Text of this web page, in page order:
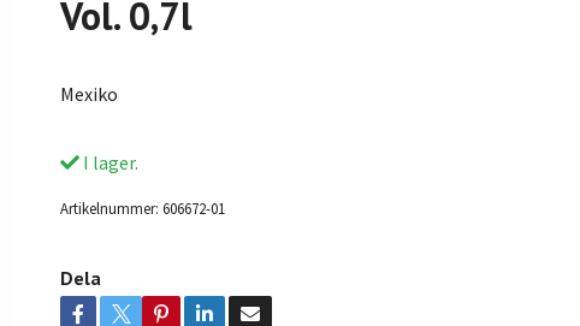
Vol. 0,7l
Mexiko
I lager.
Artikelnummer: 606672-01
Dela